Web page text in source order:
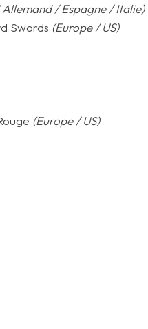
/ Espagne / Italie)
Swords (Europe / US)
(Europe / US)